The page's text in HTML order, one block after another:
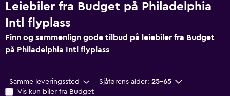
Leiebiler fra Budget på Philadelphia
Intl flyplass
Finn og sammenlign gode tilbud på leiebiler fra Budget
på Philadelphia Intl flyplass
Samme leveringssted Sjåførens alder: 25–65
Vis kun biler fra Budget